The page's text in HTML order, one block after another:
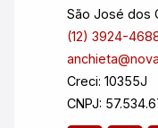
São José dos
(12) 3924-
Creci: 10355J
CNPJ: